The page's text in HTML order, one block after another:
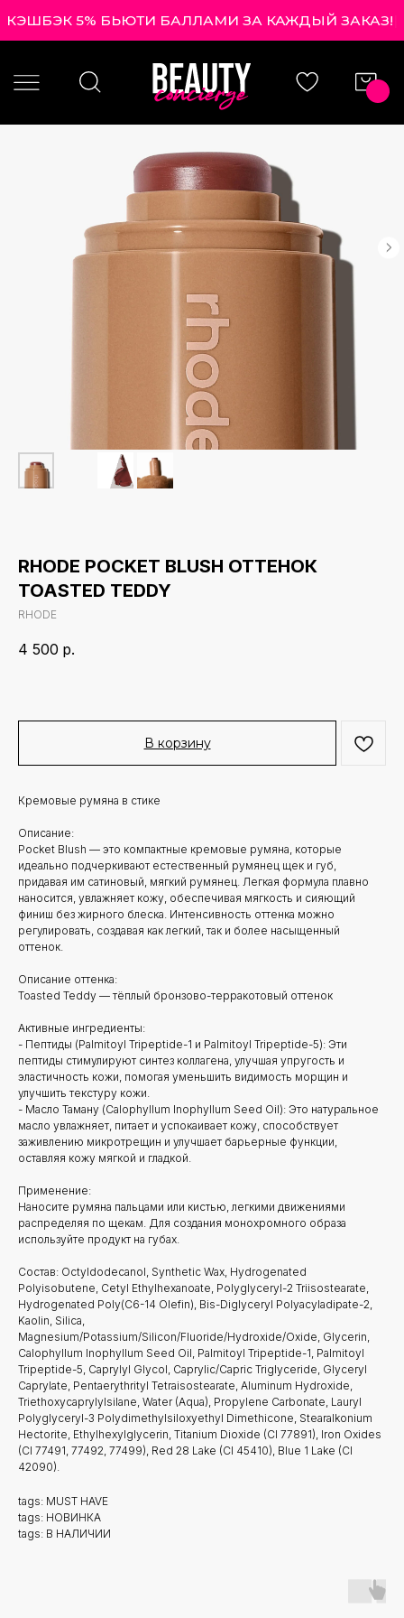
КЭШБЭК 5% БЬЮТИ БАЛЛАМИ ЗА КАЖДЫЙ ЗАКАЗ!|
RHODE POCKET BLUSH ОТТЕНОК
TOASTED TEDDY
RHODE
4 500 р.
В корзину
Кремовые румяна в стике
Описание:
Pocket Blush — это компактные кремовые румяна, которые
идеально подчеркивают естественный румянец щек и губ,
придавая им сатиновый, мягкий румянец. Легкая формула плавно
наносится, увлажняет кожу, обеспечивая мягкость и сияющий
финиш без жирного блеска. Интенсивность оттенка можно
регулировать, создавая как легкий, так и более насыщенный
оттенок.
Описание оттенка:
Toasted Teddy — тёплый бронзово-терракотовый оттенок
Активные ингредиенты:
- Пептиды (Palmitoyl Tripeptide-1 и Palmitoyl Tripeptide-5): Эти
пептиды стимулируют синтез коллагена, улучшая упругость и
эластичность кожи, помогая уменьшить видимость морщин и
улучшить текстуру кожи.
- Масло Таману (Calophyllum Inophyllum Seed Oil): Это натуральное
масло увлажняет, питает и успокаивает кожу, способствует
заживлению микротрещин и улучшает барьерные функции,
оставляя кожу мягкой и гладкой.
Применение:
Наносите румяна пальцами или кистью, легкими движениями
распределяя по щекам. Для создания монохромного образа
используйте продукт на губах.
Состав: Octyldodecanol, Synthetic Wax, Hydrogenated
Polyisobutene, Cetyl Ethylhexanoate, Polyglyceryl-2 Triisostearate,
Hydrogenated Poly(C6-14 Olefin), Bis-Diglyceryl Polyacyladipate-2,
Kaolin, Silica,
Magnesium/Potassium/Silicon/Fluoride/Hydroxide/Oxide, Glycerin,
Calophyllum Inophyllum Seed Oil, Palmitoyl Tripeptide-1, Palmitoyl
Tripeptide-5, Caprylyl Glycol, Caprylic/Capric Triglyceride, Glyceryl
Caprylate, Pentaerythrityl Tetraisostearate, Aluminum Hydroxide,
Triethoxycaprylylsilane, Water (Aqua), Propylene Carbonate, Lauryl
Polyglyceryl-3 Polydimethylsiloxyethyl Dimethicone, Stearalkonium
Hectorite, Ethylhexylglycerin, Titanium Dioxide (CI 77891), Iron Oxides
(CI 77491, 77492, 77499), Red 28 Lake (CI 45410), Blue 1 Lake (CI
42090).
tags: MUST HAVE
tags: НОВИНКА
tags: В НАЛИЧИИ